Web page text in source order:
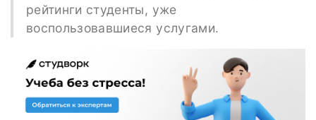
рейтинги студенты, уже
воспользовавшиеся услугами.